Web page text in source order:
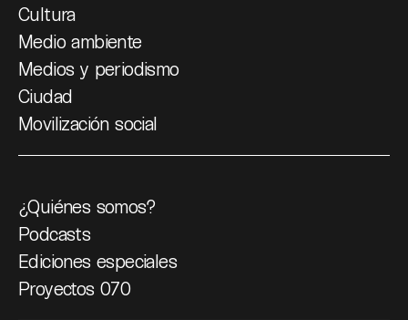
Cultura
Medio ambiente
Medios y periodismo
Ciudad
Movilización social
¿Quiénes somos?
Podcasts
Ediciones especiales
Proyectos 070